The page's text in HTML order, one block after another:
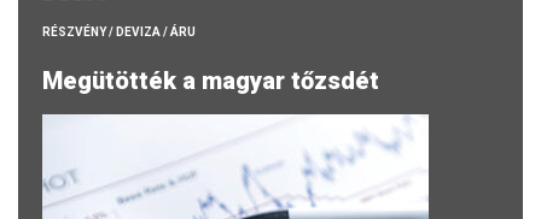
RÉSZVÉNY / DEVIZA / ÁRU
Megütötték a magyar tőzsdét